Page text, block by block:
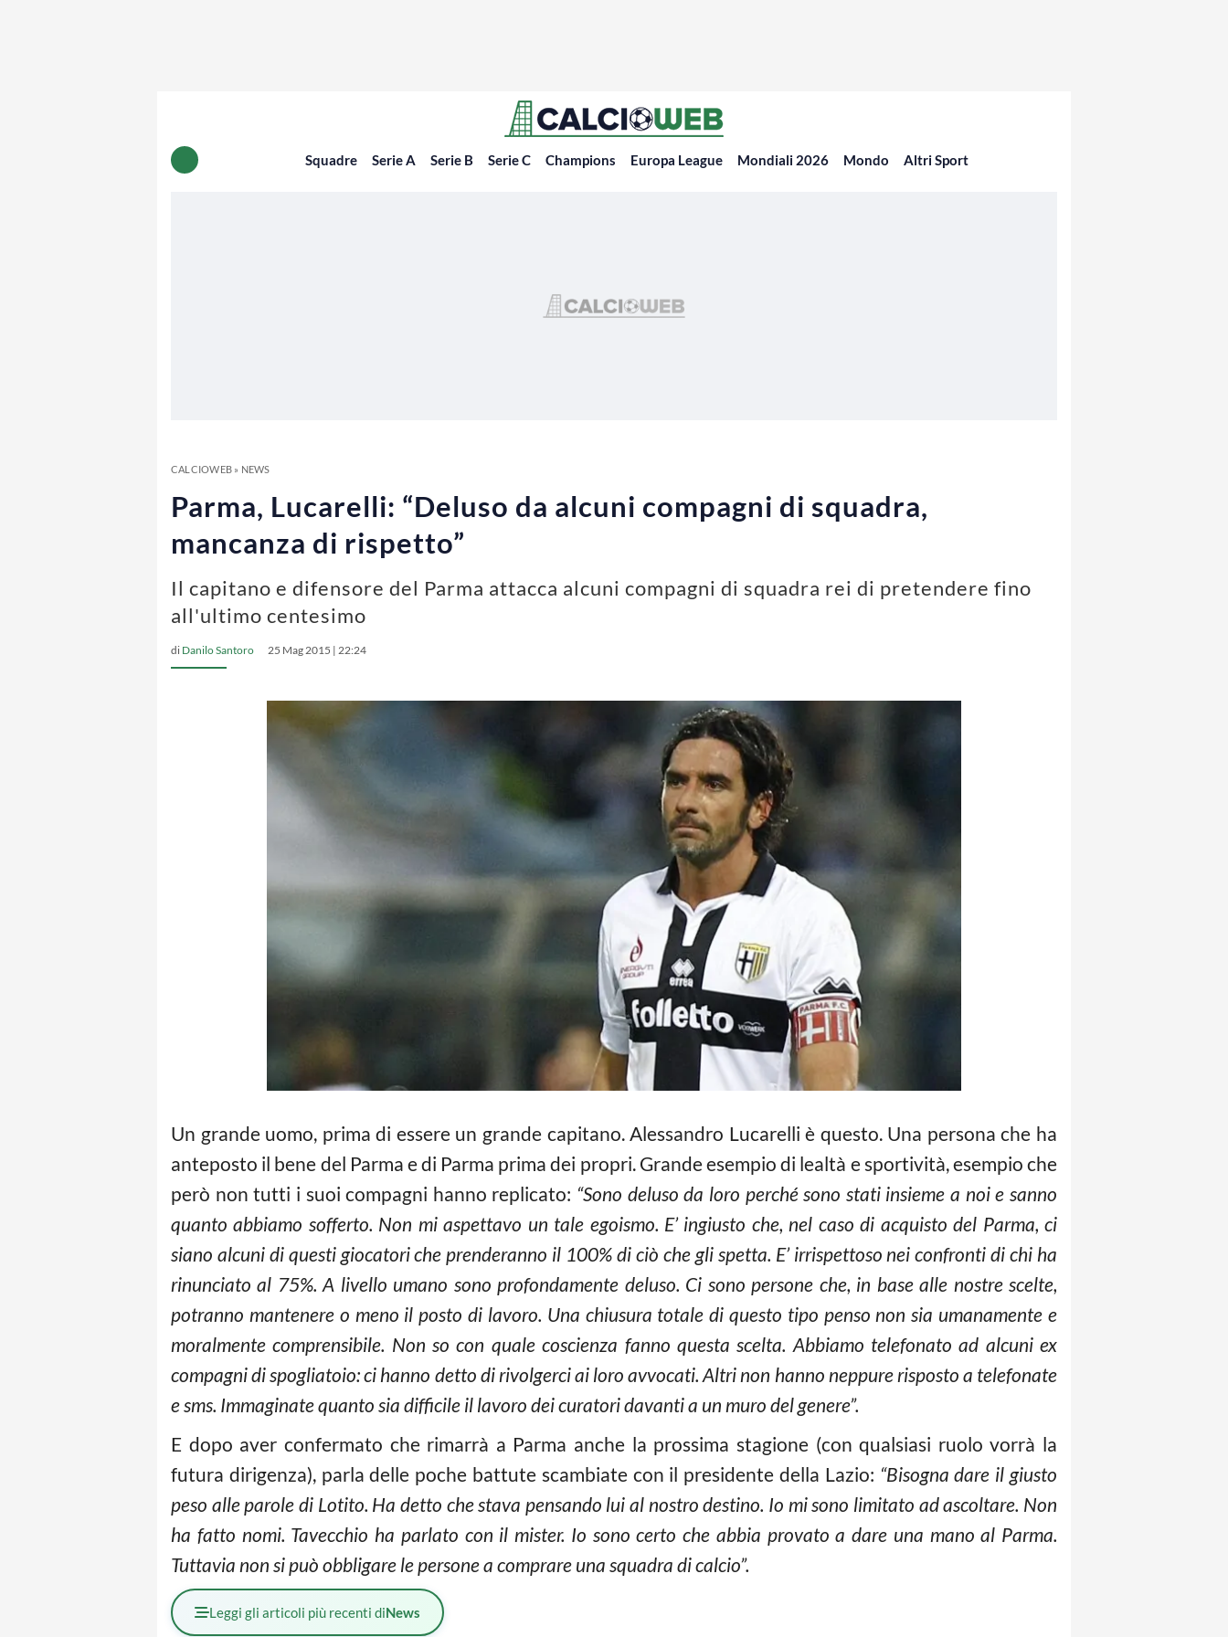
Squadre Serie A Serie B Serie C Champions Europa League Mondiali 2026 Mondo Altri Sport
CALCIOWEB» NEWS
Parma, Lucarelli: “Deluso da alcuni compagni di squadra,
mancanza di rispetto”
Il capitano e difensore del Parma attacca alcuni compagni di squadra rei di pretendere fino
all'ultimo centesimo
di Danilo Santoro 25 Mag 2015 | 22:24
Un grande uomo, prima di essere un grande capitano. Alessandro Lucarelli è questo. Una persona che ha
anteposto il bene del Parma e di Parma prima dei propri. Grande esempio di lealtà e sportività, esempio che
però non tutti i suoi compagni hanno replicato: “Sono deluso da loro perché sono stati insieme a noi e sanno
quanto abbiamo sofferto. Non mi aspettavo un tale egoismo. E’ ingiusto che, nel caso di acquisto del Parma, ci
siano alcuni di questi giocatori che prenderanno il 100% di ciò che gli spetta. E’ irrispettoso nei confronti di chi ha
rinunciato al 75%. A livello umano sono profondamente deluso. Ci sono persone che, in base alle nostre scelte,
potranno mantenere o meno il posto di lavoro. Una chiusura totale di questo tipo penso non sia umanamente e
moralmente comprensibile. Non so con quale coscienza fanno questa scelta. Abbiamo telefonato ad alcuni ex
compagni di spogliatoio: ci hanno detto di rivolgerci ai loro avvocati. Altri non hanno neppure risposto a telefonate
e sms. Immaginate quanto sia difficile il lavoro dei curatori davanti a un muro del genere”.
E dopo aver confermato che rimarrà a Parma anche la prossima stagione (con qualsiasi ruolo vorrà la
futura dirigenza), parla delle poche battute scambiate con il presidente della Lazio: “Bisogna dare il giusto
peso alle parole di Lotito. Ha detto che stava pensando lui al nostro destino. Io mi sono limitato ad ascoltare. Non
ha fatto nomi. Tavecchio ha parlato con il mister. Io sono certo che abbia provato a dare una mano al Parma.
Tuttavia non si può obbligare le persone a comprare una squadra di calcio”.
Leggi gli articoli più recenti diNews